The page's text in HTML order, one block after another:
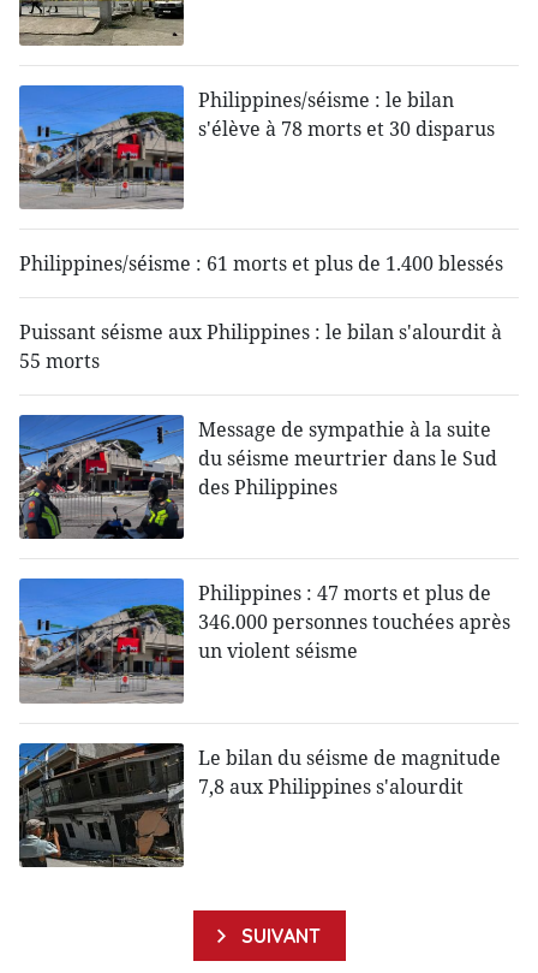
Philippines/séisme : le bilan
s'élève à 78 morts et 30 disparus
Philippines/séisme : 61 morts et plus de 1.400 blessés
Puissant séisme aux Philippines : le bilan s'alourdit à
55 morts
Message de sympathie à la suite
du séisme meurtrier dans le Sud
des Philippines
Philippines : 47 morts et plus de
346.000 personnes touchées après
un violent séisme
Le bilan du séisme de magnitude
7,8 aux Philippines s'alourdit
SUIVANT